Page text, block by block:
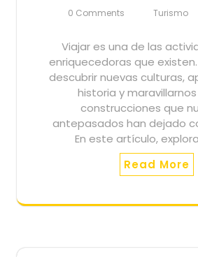
0 Comments
Turismo
Viajar es una de las actividades más
enriquecedoras que
descubrir nuevas culturas,
historia y
construcciones que
antepasados han dejado
En este artículo,
Read More